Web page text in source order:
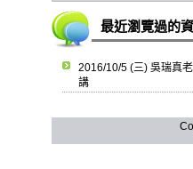
最近瀏覽過的
2016/10/5 (三) 吳瑞真
講